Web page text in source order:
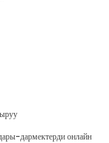
дармектерди онлайн